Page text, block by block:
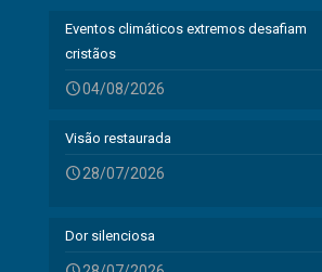
Eventos climáticos extremos desafiam
cristãos
04/08/2026
Visão restaurada
28/07/2026
Dor silenciosa